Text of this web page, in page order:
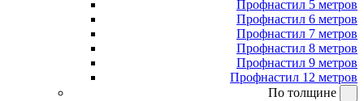
Профнастил 5 метров
Профнастил 6 метров
Профнастил 7 метров
Профнастил 8 метров
Профнастил 9 метров
Профнастил 12 метров
По толщине